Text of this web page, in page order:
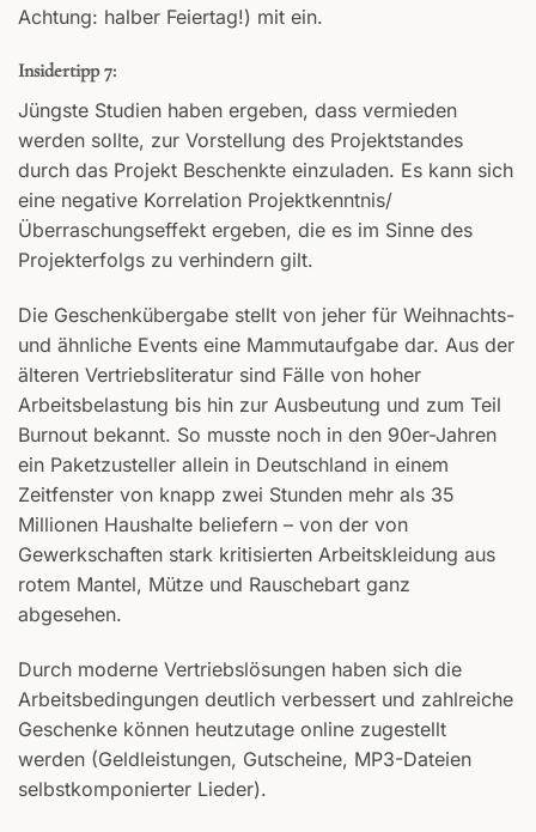
Achtung: halber Feiertag!) mit ein.
Insidertipp 7:
Jüngste Studien haben ergeben, dass vermieden
werden sollte, zur Vorstellung des Projektstandes
durch das Projekt Beschenkte einzuladen. Es kann sich
eine negative Korrelation Projektkenntnis/
Überraschungseffekt ergeben, die es im Sinne des
Projekterfolgs zu verhindern gilt.
Die Geschenkübergabe stellt von jeher für Weihnachts-
und ähnliche Events eine Mammutaufgabe dar. Aus der
älteren Vertriebsliteratur sind Fälle von hoher
Arbeitsbelastung bis hin zur Ausbeutung und zum Teil
Burnout bekannt. So musste noch in den 90er-Jahren
ein Paketzusteller allein in Deutschland in einem
Zeitfenster von knapp zwei Stunden mehr als 35
Millionen Haushalte beliefern – von der von
Gewerkschaften stark kritisierten Arbeitskleidung aus
rotem Mantel, Mütze und Rauschebart ganz
abgesehen.
Durch moderne Vertriebslösungen haben sich die
Arbeitsbedingungen deutlich verbessert und zahlreiche
Geschenke können heutzutage online zugestellt
werden (Geldleistungen, Gutscheine, MP3-Dateien
selbstkomponierter Lieder).